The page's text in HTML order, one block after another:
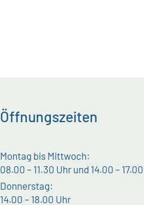
Öffnungszeiten
Montag bis Mittwoch:
08.00 – 11.30 Uhr und 14.00 –
Donnerstag:
14.00 – 18.00 Uhr